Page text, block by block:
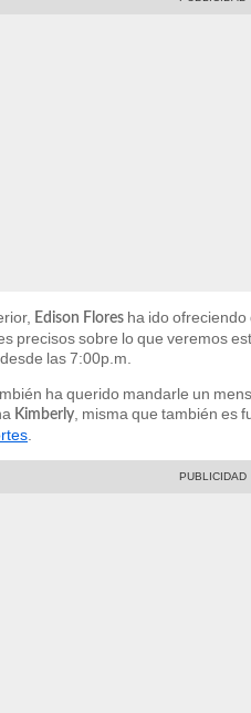
Edison Flores ha ido
precisos sobre lo que veremos
las 7:00p.m.
ha querido mandarle un
Kimberly , misma que también es